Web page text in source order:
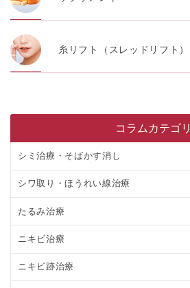
糸リフト（スレッドリフト）
コラムカテゴリ
シミ治療・そばかす消し
シワ取り・ほうれい線治療
たるみ治療
ニキビ治療
ニキビ跡治療